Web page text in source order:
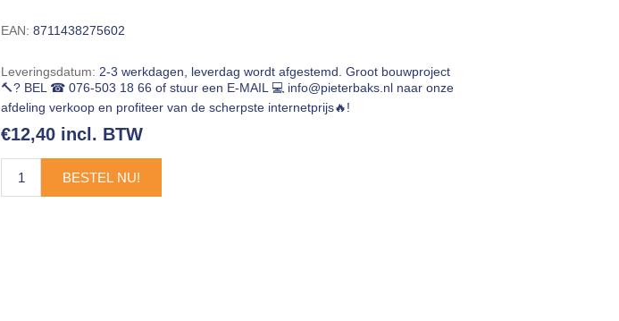
EAN: 8711438275602
Leveringsdatum: 2-3 werkdagen, leverdag wordt afgestemd. Groot bouwproject
🔨? BEL ☎ 076-503 18 66 of stuur een E-MAIL 💻 info@pieterbaks.nl naar onze
afdeling verkoop en profiteer van de scherpste internetprijs🔥!
€12,40 incl. BTW
BESTEL NU!